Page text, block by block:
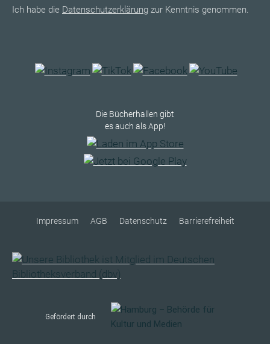
Ich habe die Datenschutzerklärung zur Kenntnis genommen.
Die Bücherhallen gibt
es auch als App!
Impressum AGB Datenschutz Barrierefreiheit
Gefördert durch